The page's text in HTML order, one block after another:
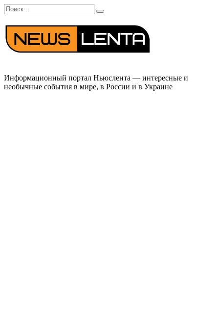
Перейти
к
содержанию
Search
for:
Информационный портал Ньюслента — интересные и
необычные события в мире, в России и в Украине